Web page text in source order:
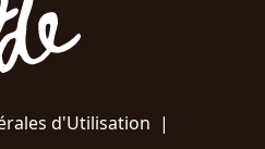
d'Utilisation |